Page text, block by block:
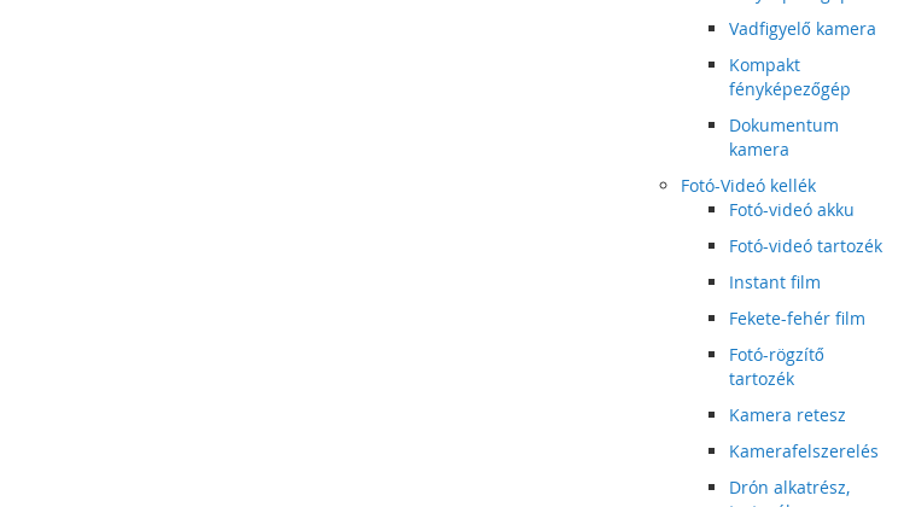
Vadfigyelő kamera
Kompakt
fényképezőgép
Dokumentum
kamera
Fotó-Videó kellék
Fotó-videó akku
Fotó-videó tartozék
Instant film
Fekete-fehér film
Fotó-rögzítő
tartozék
Kamera retesz
Kamerafelszerelés
Drón alkatrész,